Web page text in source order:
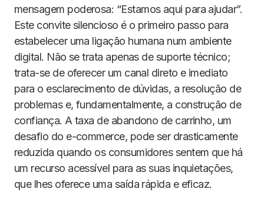
mensagem poderosa: “Estamos aqui para ajudar”.
Este convite silencioso é o primeiro passo para
estabelecer uma ligação humana num ambiente
digital. Não se trata apenas de suporte técnico;
trata-se de oferecer um canal direto e imediato
para o esclarecimento de dúvidas, a resolução de
problemas e, fundamentalmente, a construção de
confiança. A taxa de abandono de carrinho, um
desafio do e-commerce, pode ser drasticamente
reduzida quando os consumidores sentem que há
um recurso acessível para as suas inquietações,
que lhes oferece uma saída rápida e eficaz.